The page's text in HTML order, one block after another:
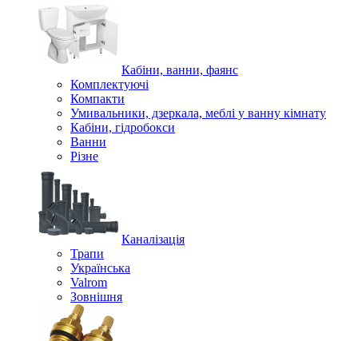
Кабіни, ванни, фаянс
Комплектуючі
Компакти
Умивальники, дзеркала, меблі у ванну кімнату
Кабіни, гідробокси
Ванни
Різне
Каналізація
Трапи
Українська
Valrom
Зовнішня